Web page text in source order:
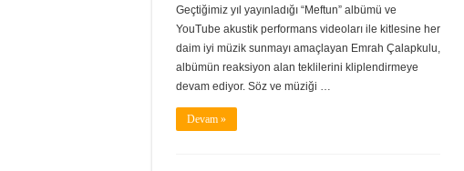
Geçtiğimiz yıl yayınladığı “Meftun” albümü ve
YouTube akustik performans videoları ile kitlesine her
daim iyi müzik sunmayı amaçlayan Emrah Çalapkulu,
albümün reaksiyon alan teklilerini kliplendirmeye
devam ediyor. Söz ve müziği …
Devam »